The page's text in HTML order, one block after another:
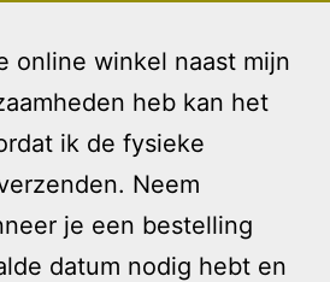
online winkel naast mijn
heb kan het
ik de fysieke
Neem
je een bestelling
datum nodig hebt en
ouder